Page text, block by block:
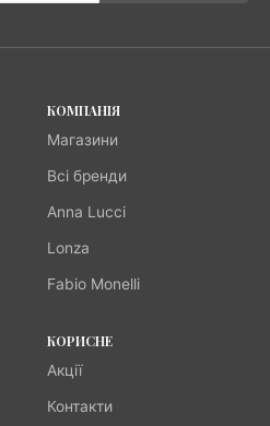
КОМПАНІЯ
Магазини
Всі бренди
Anna Lucci
Lonza
Fabio Monelli
КОРИСНЕ
Акції
Контакти